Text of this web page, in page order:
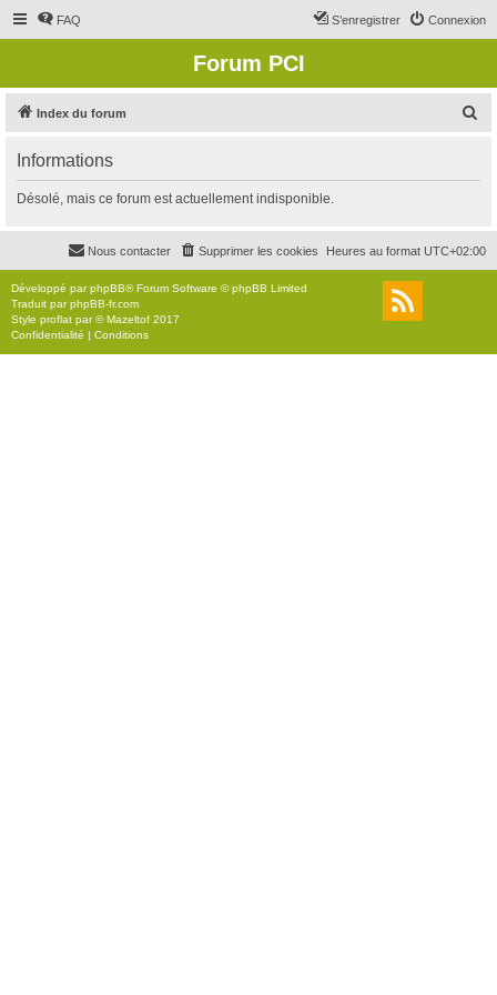
FAQ Connexion
S’enregistrer
Forum PCI
Index du forum
r
c
r
Informations
Désolé, mais ce forum est actuellement indisponible.
Heures au format UTC+02:00
Supprimer les cookies
Nous contacter
Développé parphpBB® Forum Software © phpBB Limited
Traduit parphpBB-fr.com
Style proflat par ©Mazeltof 2017
Confidentialité | Conditions